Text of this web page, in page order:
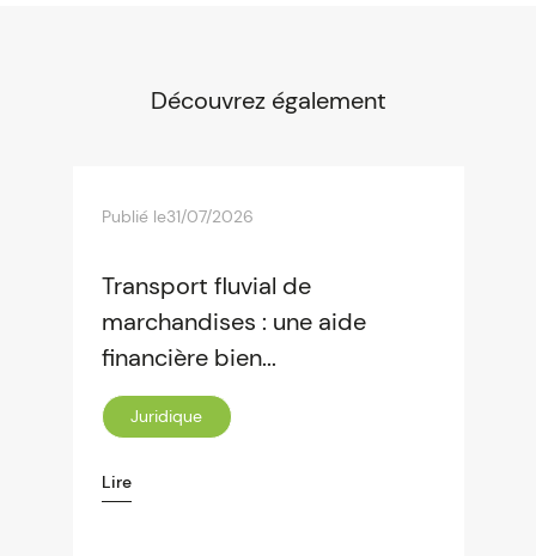
Découvrez également
Publié le31/07/2026
Transport fluvial de
marchandises : une aide
financière bien...
Juridique
Lire